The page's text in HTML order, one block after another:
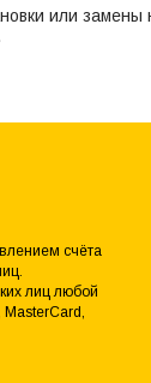
или
счёта
лиц любой